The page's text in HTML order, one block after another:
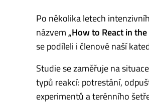
Po několika letech
názvem„How to React in
se podíleli i členové naší
Studie se zaměřuje na
typů reakcí: potrestání,
experimentů a terénního